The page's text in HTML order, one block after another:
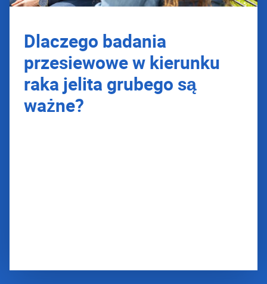
Dlaczego badania
przesiewowe w kierunku
raka jelita grubego są
ważne?